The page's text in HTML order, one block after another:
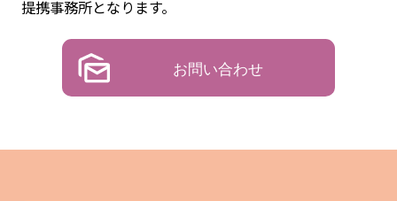
提携事務所となります。
お問い合わせ